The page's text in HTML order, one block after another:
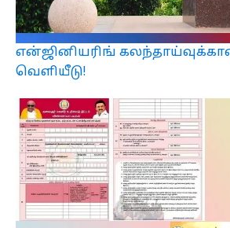
என்ஜினியரிங்
வெளியீடு!